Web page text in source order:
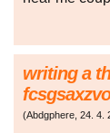
writing a
(Abdgphere, 24. 4.